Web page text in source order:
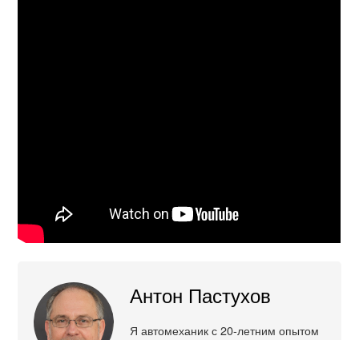
Антон Пастухов
Я автомеханик с 20-летним опытом